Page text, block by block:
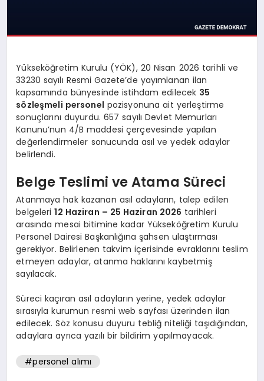
Yükseköğretim Kurulu (YÖK), 20 Nisan 2026 tarihli ve
33230 sayılı Resmi Gazete’de yayımlanan ilan
kapsamında bünyesinde istihdam edilecek 35
sözleşmeli personel pozisyonuna ait yerleştirme
sonuçlarını duyurdu. 657 sayılı Devlet Memurları
Kanunu’nun 4/B maddesi çerçevesinde yapılan
değerlendirmeler sonucunda asıl ve yedek adaylar
belirlendi.
Belge Teslimi ve Atama Süreci
Atanmaya hak kazanan asıl adayların, talep edilen
belgeleri12 Haziran – 25 Haziran 2026 tarihleri
arasında mesai bitimine kadar Yükseköğretim Kurulu
Personel Dairesi Başkanlığına şahsen ulaştırması
gerekiyor. Belirlenen takvim içerisinde evraklarını teslim
etmeyen adaylar, atanma haklarını kaybetmiş
sayılacak.
Süreci kaçıran asıl adayların yerine, yedek adaylar
sırasıyla kurumun resmi web sayfası üzerinden ilan
edilecek. Söz konusu duyuru tebliğ niteliği taşıdığından,
adaylara ayrıca yazılı bir bildirim yapılmayacak.
#personel alımı